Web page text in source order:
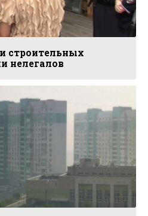
строительных
нелегалов